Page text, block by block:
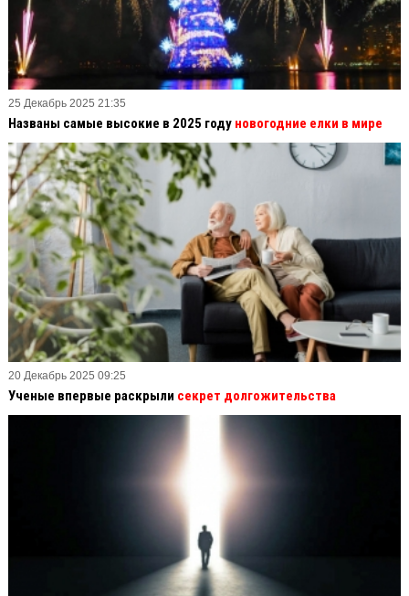
25 Декабрь 2025 21:35
Названы самые высокие в 2025 году новогодние елки в мире
20 Декабрь 2025 09:25
Ученые впервые раскрыли секрет долгожительства